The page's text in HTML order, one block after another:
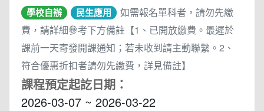
學校自辦 民生應用
如需報名單科者，請勿先繳
費，請詳細參考下方備註【1、已開放繳費。最遲於
課前一天寄發開課通知；若未收到請主動聯繫。2、
符合優惠折扣者請勿先繳費，詳見備註】
課程預定起訖日期：
2026-03-07 ~ 2026-03-22